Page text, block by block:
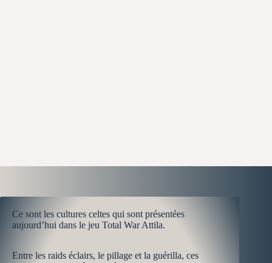
Ce sont les cultures celtes qui sont présentées
aujourd’hui dans le jeu Total War Attila.
Entre les raids éclairs, le pillage et la guérilla, ces